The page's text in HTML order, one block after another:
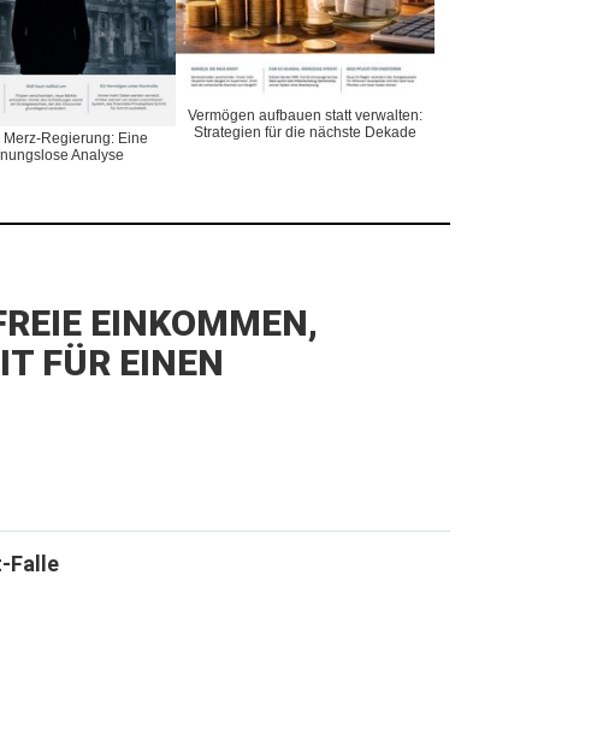
Merz-Regierung: Eine
Analyse
Vermögen aufbauen statt verwalten:
Strategien für die nächste Dekade
EINKOMMEN,
FÜR EINEN
Falle